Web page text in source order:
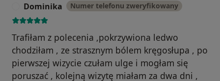
Dominika Numer telefonu zweryfikowany
Trafiłam z polecenia ,pokrzywiona ledwo
chodziłam , ze strasznym bólem kręgosłupa , po
pierwszej wizycie czułam ulge i mogłam się
poruszać , kolejną wizytę miałam za dwa dni ,